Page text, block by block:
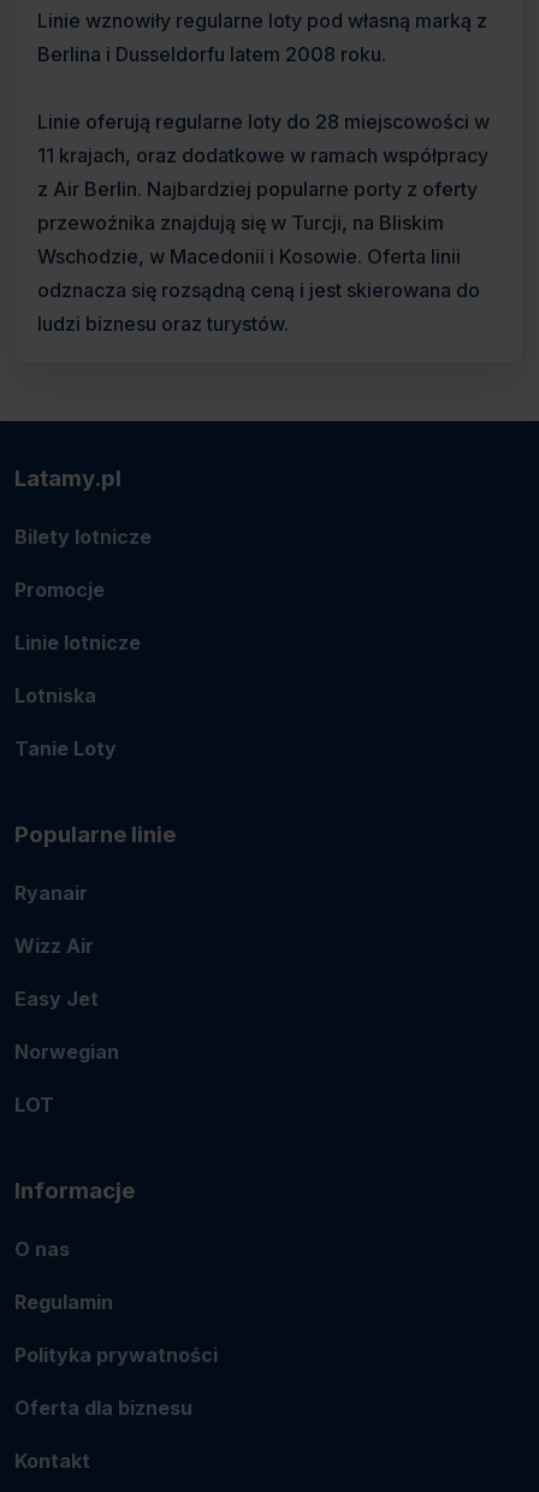
Linie wznowiły regularne loty pod własną marką z
Berlina i Dusseldorfu latem 2008 roku.
Linie oferują regularne loty do 28 miejscowości w
11 krajach, oraz dodatkowe w ramach współpracy
z Air Berlin. Najbardziej popularne porty z oferty
przewoźnika znajdują się w Turcji, na Bliskim
Wschodzie, w Macedonii i Kosowie. Oferta linii
odznacza się rozsądną ceną i jest skierowana do
ludzi biznesu oraz turystów.
Latamy.pl
Bilety lotnicze
Promocje
Linie lotnicze
Lotniska
Tanie Loty
Popularne linie
Ryanair
Wizz Air
Easy Jet
Norwegian
LOT
Informacje
O nas
Regulamin
Polityka prywatności
Oferta dla biznesu
Kontakt